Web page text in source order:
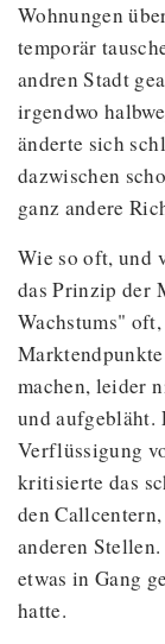
Wohnungen
temporär
andren Stadt
irgendwo
änderte sich
dazwischen
ganz andere
Wie so oft, und
das Prinzip der
Wachstums"
machen, leider
und aufgebläht.
Verflüssigung
kritisierte das
den
anderen
etwas in Gang
hatte.